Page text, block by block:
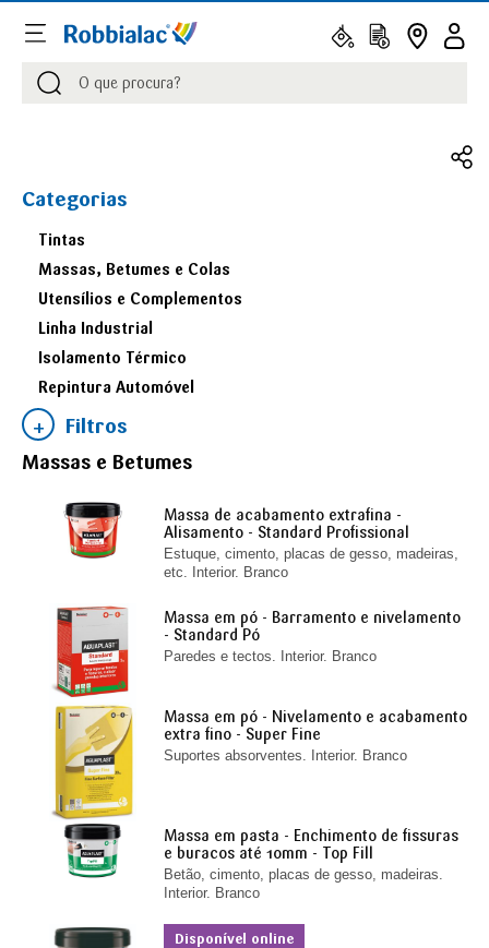
Procurar
Procurar
Categorias
Tintas
Massas, Betumes e Colas
Utensílios e Complementos
Linha Industrial
Isolamento Térmico
Repintura Automóvel
Filtros
Massas e Betumes
Massa de acabamento extrafina -
Alisamento - Standard Profissional
Estuque, cimento, placas de gesso, madeiras,
etc. Interior. Branco
Massa em pó - Barramento e nivelamento
- Standard Pó
Paredes e tectos. Interior. Branco
Massa em pó - Nivelamento e acabamento
extra fino - Super Fine
Suportes absorventes. Interior. Branco
Massa em pasta - Enchimento de fissuras
e buracos até 10mm - Top Fill
Betão, cimento, placas de gesso, madeiras.
Interior. Branco
Disponível online